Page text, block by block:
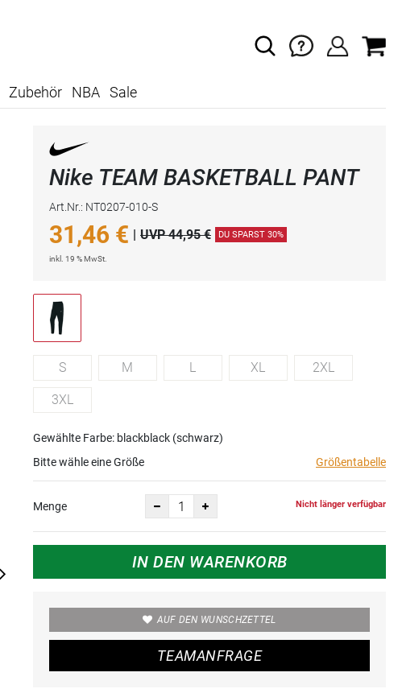
Zubehör NBA Sale
Nike TEAM BASKETBALL PANT
Art.Nr.: NT0207-010-S
31,46 € | UVP 44,95 € DU SPARST 30%
inkl. 19 % MwSt.
S M L XL 2XL
3XL
Gewählte Farbe: blackblack (schwarz)
Bitte wähle eine Größe
Größentabelle
Menge Nicht länger verfügbar
IN DEN WARENKORB
AUF DEN WUNSCHZETTEL
TEAMANFRAGE